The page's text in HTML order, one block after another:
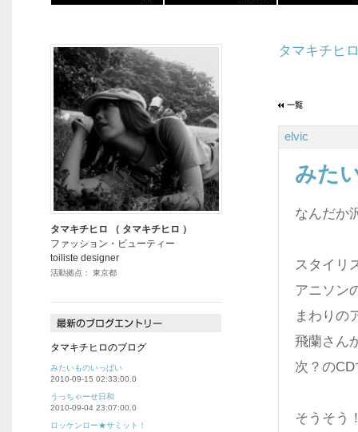
タマキチヒ
elvic
みた
なんだか
スタイリ
アニソン
まわりの
飛蘭さん
次？の
そうそう
タマキチヒロ （ タマキチヒロ ）
ファッション・ビューティー
toiliste designer
活動拠点： 東京都
タマキチヒロのブログ
みたいものいっぱい
2010-09-15 02:33:00.0
うっちゃーせ日和
2010-09-04 23:07:00.0
ロッケンロー★サミット！